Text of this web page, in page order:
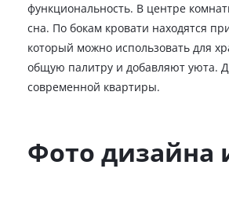
функциональность. В центре
сна. По бокам кровати находятся
который можно использовать для
общую палитру и добавляют уюта.
современной квартиры.
Фото дизайна